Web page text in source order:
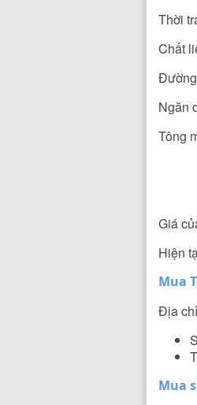
Thời
Chất
Ngăn
Tông
Giá
Hiện
Mua
Địa
Mua